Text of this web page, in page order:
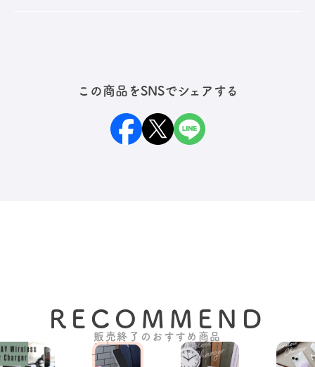
この商品をSNSでシェアする
RECOMMEND
販売終了のおすすめ商品